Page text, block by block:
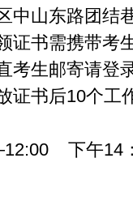
中山东路团
证书需携带考
考生邮寄请登
证书后10个工
下午14